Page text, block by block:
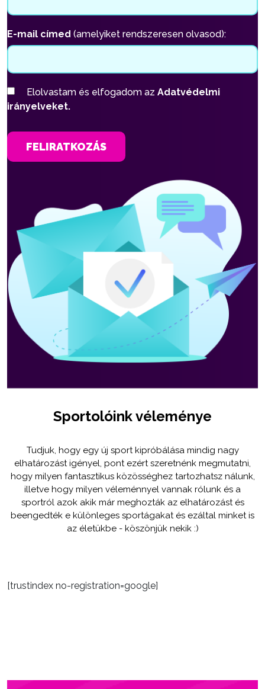
E-mail címed (amelyiket rendszeresen olvasod):
Elolvastam és elfogadom az Adatvédelmi
irányelveket.
FELIRATKOZÁS
Sportolóink véleménye
Tudjuk, hogy egy új sport kipróbálása mindig nagy
elhatározást igényel, pont ezért szeretnénk megmutatni,
hogy milyen fantasztikus közösséghez tartozhatsz nálunk,
illetve hogy milyen véleménnyel vannak rólunk és a
sportról azok akik már meghozták az elhatározást és
beengedték e különleges sportágakat és ezáltal minket is
az életükbe - köszönjük nekik :)
[trustindex no-registration=google]